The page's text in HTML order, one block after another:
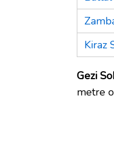
Kiraz
Gezi
metre